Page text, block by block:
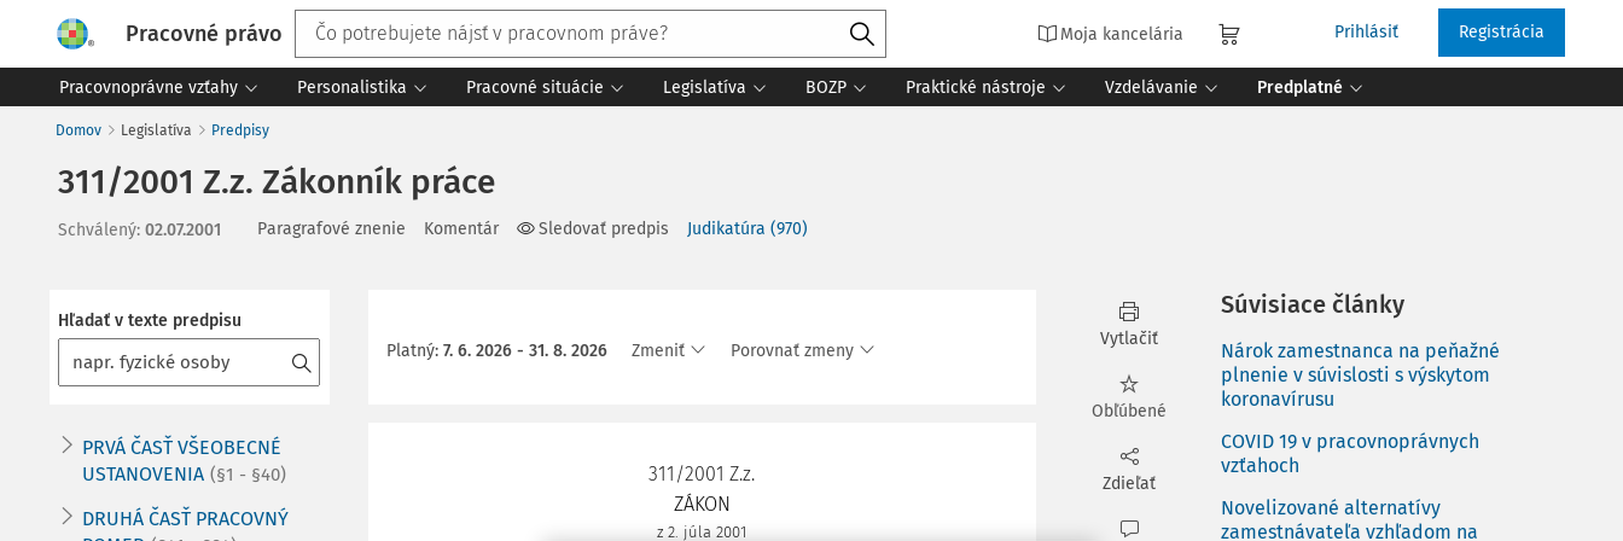
Pracovné právo Moja kancelária Prihlásiť Registrácia
Pracovnoprávne vzťahy Personalistika Pracovné situácie Legislatíva BOZP Praktické nástroje Vzdelávanie Predplatné
Domov Legislatíva Predpisy
311/2001 Z.z. Zákonník práce
Schválený: 02.07.2001 Paragrafové znenie Komentár Sledovať predpis Judikatúra (970)
Hľadať v texte predpisu
PRVÁ ČASŤ VŠEOBECNÉ
USTANOVENIA (§1 - §40)
DRUHÁ ČASŤ PRACOVNÝ
Platný: 7. 6. 2026 - 31. 8. 2026 Zmeniť Porovnať zmeny
311/2001 Z.z.
ZÁKON
z 2. júla 2001
Vytlačiť
Obľúbené
Zdieľať
Súvisiace články
Nárok zamestnanca na peňažné
plnenie v súvislosti s výskytom
koronavírusu
COVID 19 v pracovnoprávnych
vzťahoch
Novelizované alternatívy
zamestnávateľa vzhľadom na